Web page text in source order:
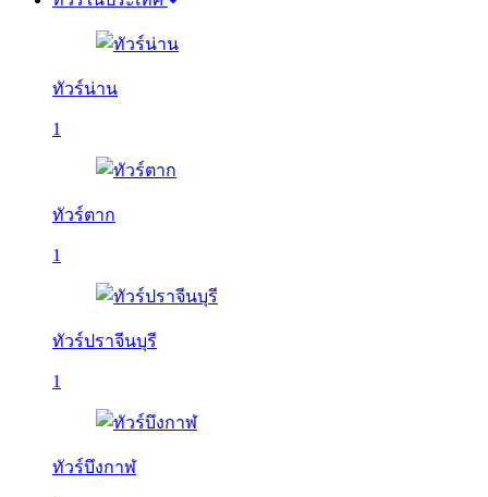
ทัวร์น่าน
1
ทัวร์ตาก
1
ทัวร์ปราจีนบุรี
1
ทัวร์บึงกาฬ